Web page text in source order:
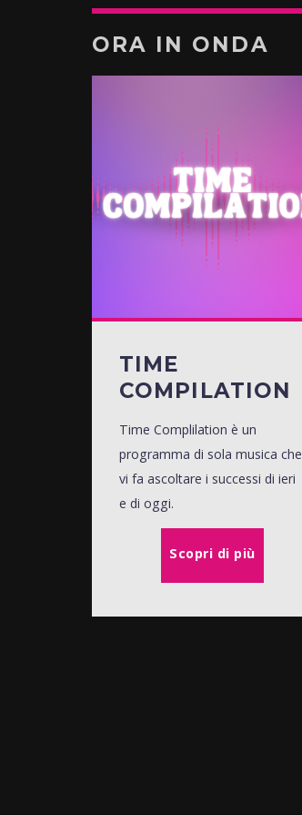
ORA IN ONDA
TIME
COMPILATION
Time Complilation è un
programma di sola musica che
vi fa ascoltare i successi di ieri
e di oggi.
Scopri di più